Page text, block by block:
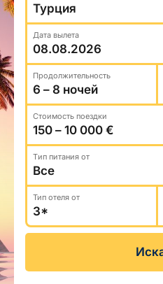
Подарочная карта
Reisikaubad.ee
Airalo eSIM
Бонусные пункты, Золотая
Club...
Золотая карточка
Platinum Club
Бонусные пункты
О нас
О компании, контакты,
новости...
О компании
Контакты
Наши консультанты
Приходите на
Новости
Дата вылета
Продолжительность
Стоимость поездки
Tип питания от
Тип отеля от